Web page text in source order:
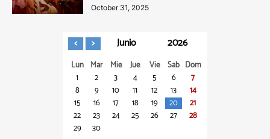
October 31, 2025
Junio 2026
Lun Mar Mie Jue Vie Sab Dom
1
2 3 4 5 6
7
8
9 10 11 12 13
14
15
16 17 18 19 20
21
22
23 24 25 26 27
28
29
30